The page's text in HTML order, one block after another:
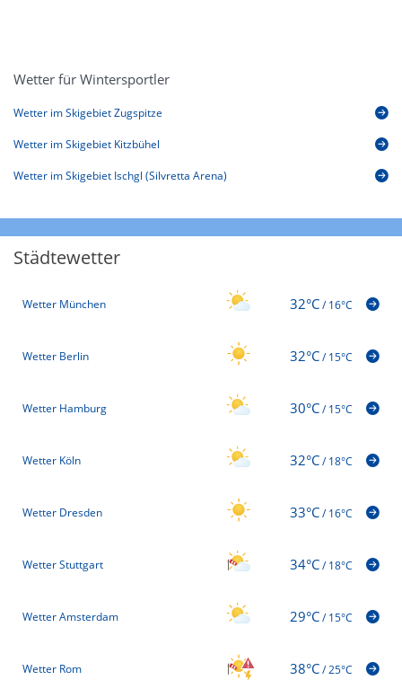
Wetter für Wintersportler
Wetter im Skigebiet Zugspitze
Wetter im Skigebiet Kitzbühel
Wetter im Skigebiet Ischgl (Silvretta Arena)
Städtewetter
Wetter München 32°C/16°C
Wetter Berlin 32°C/15°C
Wetter Hamburg 30°C/15°C
Wetter Köln 32°C/18°C
Wetter Dresden 33°C/16°C
Wetter Stuttgart 34°C/18°C
Wetter Amsterdam 29°C/15°C
Wetter Rom 38°C/25°C